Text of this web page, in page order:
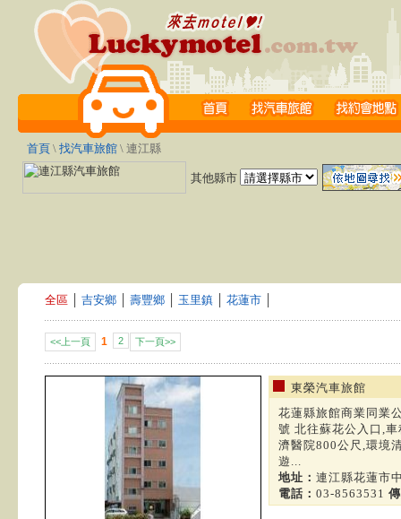
首頁 \ 找汽車旅館 \ 連江縣
其他縣市
全區 吉安鄉 壽豐鄉 玉里鎮 花蓮市
<<上一頁 1 2 下一頁>>
東榮汽車旅館
花蓮縣旅館商業同業
號 北往蘇花公入口,
濟醫院800公尺,環境
遊...
地址： 連江縣花蓮市
電話： 03-8563531